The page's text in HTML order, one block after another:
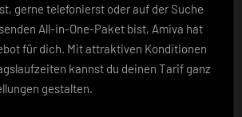
gerne telefonierst oder auf der Suche
All-in-One-Paket bist, Amiva hat
für dich. Mit attraktiven Konditionen
kannst du deinen Tarif ganz
gestalten.